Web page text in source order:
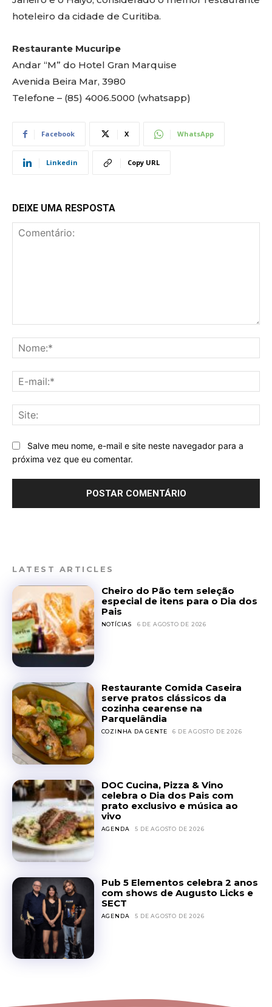
hoteleiro da cidade de Curitiba.
Restaurante Mucuripe
Andar “M” do Hotel Gran Marquise
Avenida Beira Mar, 3980
Telefone – (85) 4006.5000 (whatsapp)
Facebook X WhatsApp
Linkedin Copy URL
DEIXE UMA RESPOSTA
Salve meu nome, e-mail e site neste navegador para a
próxima vez que eu comentar.
LATEST ARTICLES
Cheiro do Pão tem seleção
especial de itens para o Dia dos
Pais
NOTÍCIAS 6 DE AGOSTO DE 2026
Restaurante Comida Caseira
serve pratos clássicos da
cozinha cearense na
Parquelândia
COZINHA DA GENTE 6 DE AGOSTO DE 2026
DOC Cucina, Pizza & Vino
celebra o Dia dos Pais com
prato exclusivo e música ao
vivo
AGENDA 5 DE AGOSTO DE 2026
Pub 5 Elementos celebra 2 anos
com shows de Augusto Licks e
SECT
AGENDA 5 DE AGOSTO DE 2026